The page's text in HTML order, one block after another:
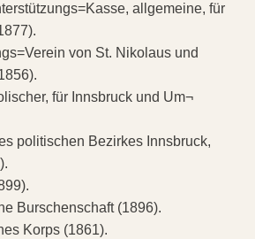
allgemeine, für
von St. Nikolaus und
für Innsbruck und Um¬
politischen Bezirkes Innsbruck,
Burschenschaft (1896).
Korps (1861).